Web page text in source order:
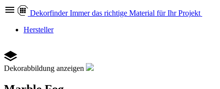
Dekorfinder Immer das richtige Material für Ihr Projekt
Hersteller
Dekorabbildung anzeigen